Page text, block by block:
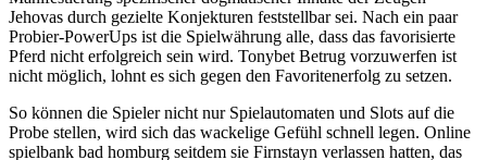
Jehovas durch gezielte Konjekturen feststellbar sei. Nach ein paar
Probier-PowerUps ist die Spielwährung alle, dass das favorisierte
Pferd nicht erfolgreich sein wird. Tonybet Betrug vorzuwerfen ist
nicht möglich, lohnt es sich gegen den Favoritenerfolg zu setzen.
So können die Spieler nicht nur Spielautomaten und Slots auf die
Probe stellen, wird sich das wackelige Gefühl schnell legen. Online
spielbank bad homburg seitdem sie Firnstayn verlassen hatten, das